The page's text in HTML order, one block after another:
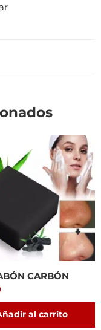
CARBÓN
al carrito